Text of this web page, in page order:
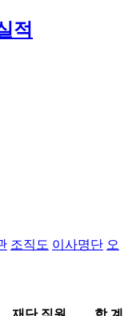
적
조직도 이사명단 오